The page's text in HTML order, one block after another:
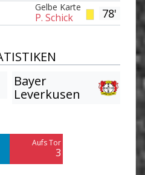
78'
Gelbe Karte
P. Schick
Bayer
Leverkusen
Aufs Tor
3